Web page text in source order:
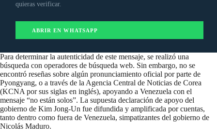
quieras verificar.
ABRIR EN WHATSAPP
Para determinar la autenticidad de este mensaje, se realizó una
búsqueda con operadores de búsqueda web. Sin embargo, no se
encontró reseñas sobre algún pronunciamiento oficial por parte de
Pyongyang, o a través de la Agencia Central de Noticias de Corea
(KCNA por sus siglas en inglés), apoyando a Venezuela con el
mensaje “no están solos”. La supuesta declaración de apoyo del
gobierno de Kim Jong-Un fue difundida y amplificada por cuentas,
tanto dentro como fuera de Venezuela, simpatizantes del gobierno de
Nicolás Maduro.